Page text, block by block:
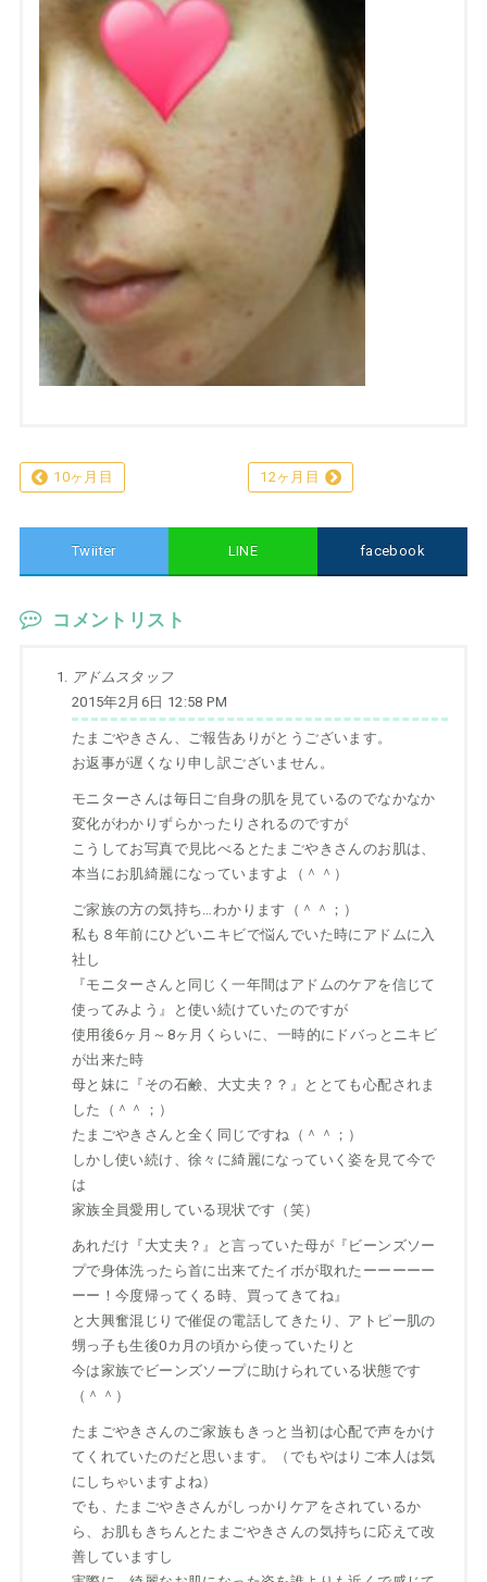
10ヶ月目 12ヶ月目
Twiiter LINE facebook
コメントリスト
アドムスタッフ
2015年2月6日 12:58 PM
たまごやきさん、ご報告ありがとうございます。
お返事が遅くなり申し訳ございません。
モニターさんは毎日ご自身の肌を見ているのでなかなか
変化がわかりずらかったりされるのですが
こうしてお写真で見比べるとたまごやきさんのお肌は、
本当にお肌綺麗になっていますよ（＾＾）
ご家族の方の気持ち…わかります（＾＾；）
私も８年前にひどいニキビで悩んでいた時にアドムに入
社し
『モニターさんと同じく一年間はアドムのケアを信じて
使ってみよう』と使い続けていたのですが
使用後6ヶ月～8ヶ月くらいに、一時的にドバっとニキビ
が出来た時
母と妹に『その石鹸、大丈夫？？』ととても心配されま
した（＾＾；）
たまごやきさんと全く同じですね（＾＾；）
しかし使い続け、徐々に綺麗になっていく姿を見て今で
は
家族全員愛用している現状です（笑）
あれだけ『大丈夫？』と言っていた母が『ビーンズソー
プで身体洗ったら首に出来てたイボが取れたーーーーー
ーー！今度帰ってくる時、買ってきてね』
と大興奮混じりで催促の電話してきたり、アトピー肌の
甥っ子も生後0カ月の頃から使っていたりと
今は家族でビーンズソープに助けられている状態です
（＾＾）
たまごやきさんのご家族もきっと当初は心配で声をかけ
てくれていたのだと思います。（でもやはりご本人は気
にしちゃいますよね）
でも、たまごやきさんがしっかりケアをされているか
ら、お肌もきちんとたまごやきさんの気持ちに応えて改
善していますし